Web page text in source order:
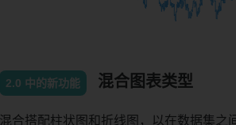
2.0 中的新功能 混合图表类型
混合搭配柱状图和折线图，以在数据集之